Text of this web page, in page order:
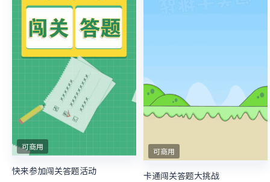
可商用
快来参加闯关答题活动
可商用
卡通闯关答题大挑战